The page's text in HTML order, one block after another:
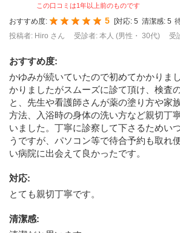
この口コミは1年以上前のものです
おすすめ度: 5 [対応: 5 清潔感: 5
投稿者: Hiro さん
受診者: 本人 (男性・ 30代) 受
おすすめ度:
かゆみが続いていたので初めてかかりま
かりましたがスムーズに診て頂け、検査
と、先生や看護師さんが薬の塗り方や家
方法、入浴時の身体の洗い方など親切丁
いました。丁寧に診察して下さるためい
うですが、パソコン等で待合予約も取れ
い病院に出会えて良かったです。
対応:
とても親切丁寧です。
清潔感: